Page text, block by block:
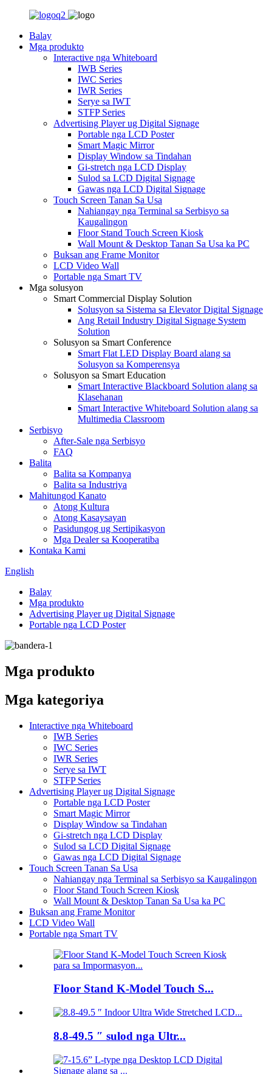
Balay
Mga produkto
Interactive nga Whiteboard
IWB Series
IWC Series
IWR Series
Serye sa IWT
STFP Series
Advertising Player ug Digital Signage
Portable nga LCD Poster
Smart Magic Mirror
Display Window sa Tindahan
Gi-stretch nga LCD Display
Sulod sa LCD Digital Signage
Gawas nga LCD Digital Signage
Touch Screen Tanan Sa Usa
Nahiangay nga Terminal sa Serbisyo sa
Kaugalingon
Floor Stand Touch Screen Kiosk
Wall Mount & Desktop Tanan Sa Usa ka PC
Buksan ang Frame Monitor
LCD Video Wall
Portable nga Smart TV
Mga solusyon
Smart Commercial Display Solution
Solusyon sa Sistema sa Elevator Digital Signage
Ang Retail Industry Digital Signage System
Solution
Solusyon sa Smart Conference
Smart Flat LED Display Board alang sa
Solusyon sa Komperensya
Solusyon sa Smart Education
Smart Interactive Blackboard Solution alang sa
Klasehanan
Smart Interactive Whiteboard Solution alang sa
Multimedia Classroom
Serbisyo
After-Sale nga Serbisyo
FAQ
Balita
Balita sa Kompanya
Balita sa Industriya
Mahitungod Kanato
Atong Kultura
Atong Kasaysayan
Pasidungog ug Sertipikasyon
Mga Dealer sa Kooperatiba
Kontaka Kami
English
Balay
Mga produkto
Advertising Player ug Digital Signage
Portable nga LCD Poster
Mga produkto
Mga kategoriya
Interactive nga Whiteboard
IWB Series
IWC Series
IWR Series
Serye sa IWT
STFP Series
Advertising Player ug Digital Signage
Portable nga LCD Poster
Smart Magic Mirror
Display Window sa Tindahan
Gi-stretch nga LCD Display
Sulod sa LCD Digital Signage
Gawas nga LCD Digital Signage
Touch Screen Tanan Sa Usa
Nahiangay nga Terminal sa Serbisyo sa Kaugalingon
Floor Stand Touch Screen Kiosk
Wall Mount & Desktop Tanan Sa Usa ka PC
Buksan ang Frame Monitor
LCD Video Wall
Portable nga Smart TV
Floor Stand K-Model Touch S...
8.8-49.5 ″ sulod nga Ultr...